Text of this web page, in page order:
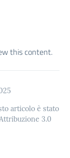
this content.
articolo è stato
3.0